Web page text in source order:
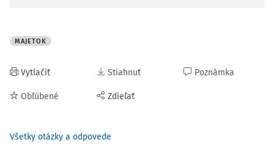
MAJETOK
Vytlačiť
Obľúbené
Stiahnuť
Zdieľať
Poznámka
Všetky otázky a odpovede